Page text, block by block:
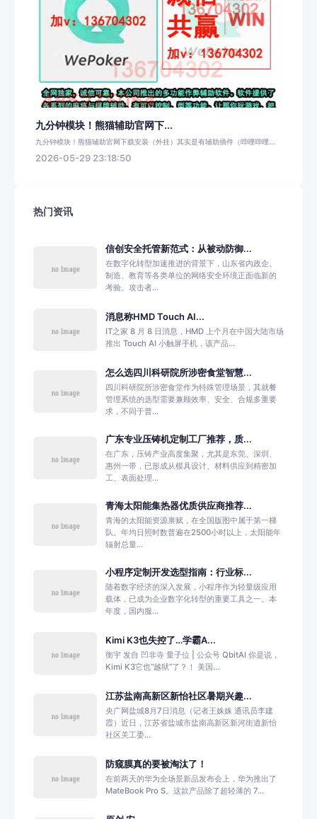
九分钟模块！熊猫辅助官网下...
九分钟模块！熊猫辅助官网下载安装（外挂）其实是有辅助插件（哔哩哔哩...
2026-05-29 23:18:50
热门资讯
信创安全托管新范式：从被动防御...
在数字化转型加速推进的背景下，山东省内政企、
制造、教育等各类单位的网络安全环境正面临新的
考验。攻击者...
消息称HMD Touch AI...
IT之家 8 月 8 日消息，HMD 上个月在中国大陆市场
推出 Touch AI 小触屏手机，该产品...
怎么选四川科研院所涉密食堂智慧...
四川科研院所涉密食堂作为特殊管理场景，其就餐
管理系统的选型需要兼顾效率、安全、合规多重要
求，不同于普...
广东专业压铸机定制工厂推荐，质...
在广东，压铸产业高度集聚，尤其是东莞、深圳、
惠州一带，已形成从模具设计、材料供应到精密加
工、表面处理...
青海太阳能集热器优质供应商推荐...
青海的太阳能资源禀赋，在全国版图中属于第一梯
队。年均日照时数普遍在2500小时以上，太阳能年
辐射总量...
小程序定制开发选型指南：行业标...
随着数字经济的深入发展，小程序作为轻量级应用
载体，已成为企业数字化转型的重要工具之一。本
年度，国内服...
Kimi K3也失控了…学霸A...
衡宇 发自 凹非寺 量子位 | 公众号 QbitAI 你是说，
Kimi K3它也“越狱”了？！ 美国...
江苏盐南高新区新怡社区暑期兴趣...
央广网盐城8月7日消息（记者王姝姝 通讯员李建
霞）近日，江苏省盐城市盐南高新区新河街道新怡
社区关工委...
防窥膜真的要被淘汰了！
在前两天的华为全场景新品发布会上，华为推出了
MateBook Pro S。这款产品除了超轻薄的 7...